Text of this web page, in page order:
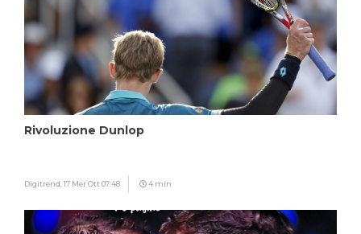
Rivoluzione Dunlop
Digitrend,17 Mer Ott 07:48 4 min